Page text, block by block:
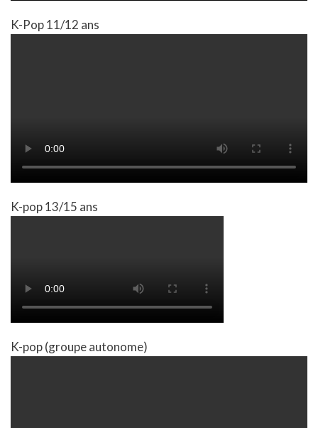
K-Pop 11/12 ans
K-pop 13/15 ans
K-pop (groupe autonome)